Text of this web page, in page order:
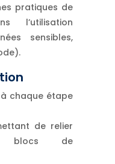
pratiques de
l’utilisation
sensibles,
chaque étape
de relier
blocs de